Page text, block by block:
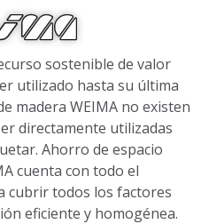
sostenible de valor
utilizado hasta su última
madera WEIMA no existen
directamente utilizadas
Ahorro de espacio
cuenta con todo el
cubrir todos los factores
eficiente y homogénea.